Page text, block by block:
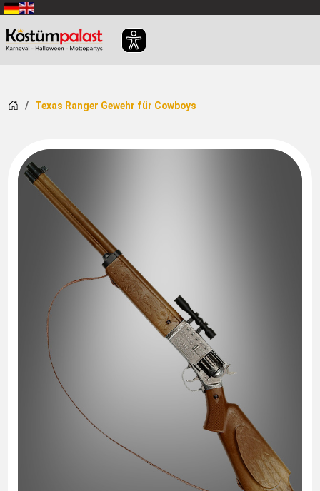
Zum Hauptinhalt springen
Startseite
Texas Ranger Gewehr für Cowboys